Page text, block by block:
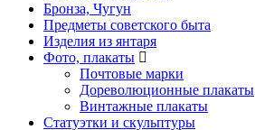
Бронза, Чугун
Предметы советского быта
Изделия из янтаря
Фото, плакаты
Почтовые марки
Дореволюционные плакаты
Винтажные плакаты
Статуэтки и скульптуры